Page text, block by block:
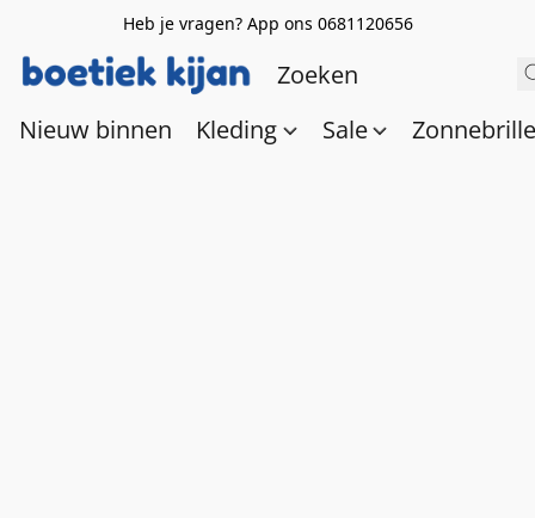
Heb je vragen? App ons 0681120656
Nieuw binnen Kleding Sale